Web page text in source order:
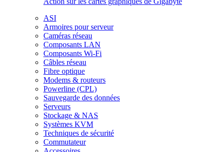
ASI
Armoires pour serveur
Caméras réseau
Composants LAN
Composants Wi-Fi
Câbles réseau
Fibre optique
Modems & routeurs
Powerline (CPL)
Sauvegarde des données
Serveurs
Stockage & NAS
Systèmes KVM
Techniques de sécurité
Commutateur